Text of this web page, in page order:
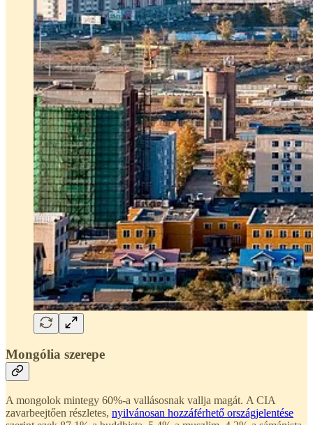
Mongólia szerepe
A mongolok mintegy 60%-a vallásosnak vallja magát. A CIA
zavarbeejtően részletes, nyilvánosan hozzáférhető országjelentése